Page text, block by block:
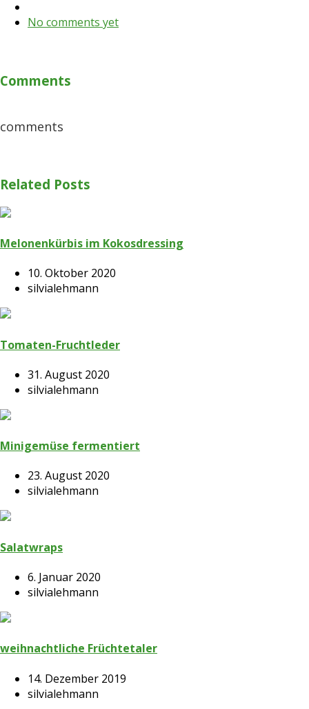
No comments yet
Comments
comments
Related Posts
Melonenkürbis im Kokosdressing
10. Oktober 2020
silvialehmann
Tomaten-Fruchtleder
31. August 2020
silvialehmann
Minigemüse fermentiert
23. August 2020
silvialehmann
Salatwraps
6. Januar 2020
silvialehmann
weihnachtliche Früchtetaler
14. Dezember 2019
silvialehmann